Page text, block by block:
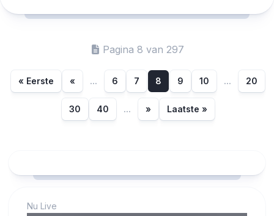
Pagina 8 van 297
« Eerste « ... 6 7 8 9 10 ... 20
30 40 ... » Laatste »
Nu Live